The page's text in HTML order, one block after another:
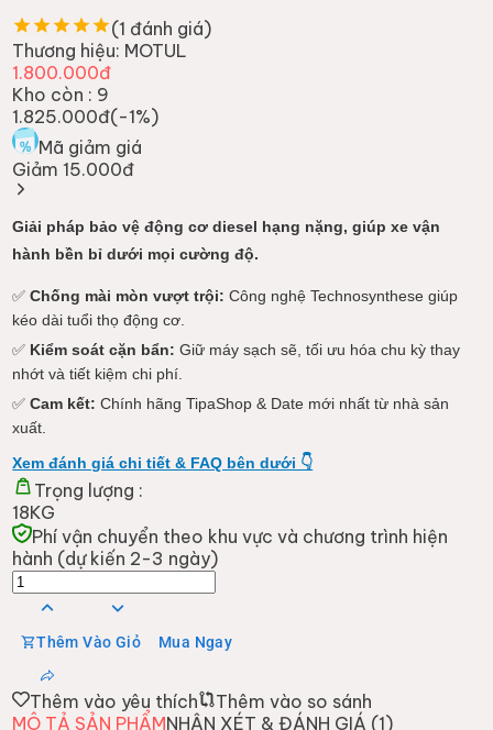
(1 đánh giá)
Thương hiệu: MOTUL
1.800.000đ
Kho còn : 9
1.825.000đ(-1%)
Mã giảm giá
Giảm 15.000đ
Giải pháp bảo vệ động cơ diesel hạng nặng, giúp xe vận
hành bền bỉ dưới mọi cường độ.
✅Chống mài mòn vượt trội: Công nghệ Technosynthese giúp
kéo dài tuổi thọ động cơ.
✅ Kiểm soát cặn bẩn: Giữ máy sạch sẽ, tối ưu hóa chu kỳ thay
nhớt và tiết kiệm chi phí.
✅Cam kết: Chính hãng TipaShop & Date mới nhất từ nhà sản
xuất.
Xem đánh giá chi tiết & FAQ bên dưới 👇
Trọng lượng :
18KG
Phí vận chuyển theo khu vực và chương trình hiện
hành (dự kiến 2-3 ngày)
Thêm Vào Giỏ Mua Ngay
Thêm vào yêu thích
Thêm vào so sánh
MÔ TẢ SẢN PHẨMNHẬN XÉT & ĐÁNH GIÁ (1)